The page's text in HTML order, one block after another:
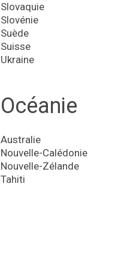
Slovaquie
Slovénie
Suède
Suisse
Ukraine
Océanie
Australie
Nouvelle-Calédonie
Nouvelle-Zélande
Tahiti